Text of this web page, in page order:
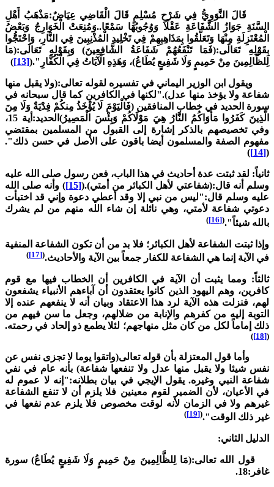
النَّوَوِيُّ فِي شَرْحِ مُسْلِمٍ قَالَ الْقَاضِي عِيَاضٌ:مَذْهَبُ أَهْلِ
جَوَازُ الشَّفَاعَةِ عَقْلًا وَوُجُوبُهَا سَمْعًا..وَمُنِعَتْ الْخَوَارِجُ وَبَعْضُ
مِنْهَا وَتَعَلَّقُوا بِمَذَاهِبِهِمْ فِي تَخْلِيدِ الْمُذْنِبِينَ فِي النَّارِ، وَاحْتَجُّوا
تَعَالَى:(فَمَا تَنْفَعُهُمْ شَفَاعَةُ الشَّافِعِينَ) وَبِقَوْلِهِ تَعَالَى:(مَا
مِنْ حَمِيمٍ وَلَا شَفِيعٍ يُطَاعُ)، وَهَذِهِ الْآيَاتُ فِي الْكُفَّارِ".([13]
)
ابن الوزير اليماني في تفسيره لقوله تعالى:(ولا يقبل منها
ولا يؤخذ منها عدل)."لكنها في الكافرين كما قال سبحانه في
الحديد في خطاب المنافقين (فَالْيَوْمَ لَا يُؤْخَذُ مِنكُمْ فِدْيَةٌ وَلَا مِنَ
الَّذِينَ كَفَرُوا مَأْوَاكُمُ النَّارُ هِيَ مَوْلَاكُمْ وَبِئْسَ الْمَصِيرُ)الحديد:أية 15،
تخصيصهم بالذكر إشارة إلى القبول من المسلمين بمقتضي
الصفة والمسلمون أيضا باقون على الأصل في حسن ذلك".
)
لقد ثبتت عدة أحاديث في هذا الباب، فعن رسول صلى الله عليه
أنه قال:(شفاعتي لأهل الكبائر من أمتي).([15]
) وأنه صلى الله
وسلم قال:"ليس من نبي إلا وقد أعطي دعوة وإني قد اختبأت
شفاعة لأمتي، وهي نائلة إن شاء الله منهم من لم يشرك
شيئاً". (
[16]
)
ثبتت الشفاعة لأهل الكبائر؛ فلا بد من أن تكون الشفاعة المنفية
الآية إنما هي الشفاعة للكفار جمعاً بين الآية والأحاديث.(
)
ومما يثبت أن الآية في الكافرين أن الخطاب فيها مع قوم
وهم اليهود الذين كانوا يعتقدون أن آباءهم الأنبياء يشفعون
فنزلت هذه الآية لرد هذا الاعتقاد وبيان أنه لا ينفعهم عنده إلا
إليه من كفرهم والإنابة من ضلالهم، وجعل ما سن فيهم من
إماماً لكل من كان مثل منهاجهم؛ لئلا يطمع ذو إلحاد في رحمته.
)
قول المعتزلة بأن قوله تعالى(واتقوا يوما لا تجزى نفس عن
شيئا ولا يقبل منها عدل ولا تنفعها شفاعة) بأنه عام في نفي
النبي وغيره. يقول الإيجي في بيان بطلانه:"إنه لا عموم له
الأعيان، لأن الضمير لقوم معينين فلا يلزم أن لا تنفع الشفاعة
ولا في الزمان لأنه لوقت مخصوص فلا يلزم عدم نفعها في
ذلك الوقت". (
[19]
)
الثاني:
الله تعالى:(مَا لِلظَّالِمِينَ مِنْ حَمِيمٍ وَلَا شَفِيعٍ يُطَاعُ) سورة